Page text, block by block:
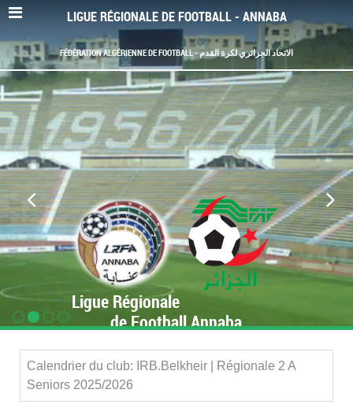
LIGUE RÉGIONALE DE FOOTBALL - ANNABA
FÉDÉRATION ALGÉRIENNE DE FOOTBALL - الاتحاد الجزائري لكرة القدم
Ligue Régionale
de Football Annaba
Calendrier du club: IRB.Belkheir | Régionale 2 A
Seniors 2025/2026